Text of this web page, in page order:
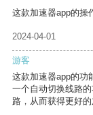
这款加速器app的操
2024-04-01
游客
这款加速器app的功
一个自动切换线路
路，从而获得更好的